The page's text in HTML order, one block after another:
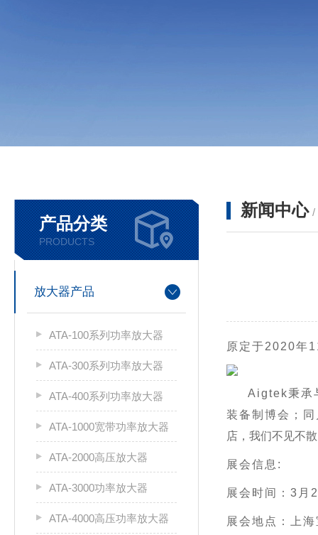
产品分类
PRODUCTS
放大器产品
ATA-100系列功率放大器
ATA-300系列功率放大器
ATA-400系列功率放大器
ATA-1000宽带功率放大器
ATA-2000高压放大器
ATA-3000功率放大器
ATA-4000高压功率放大器
新闻中心 /
原定于2020年
Aigtek秉承
装备制博会；
店，我们不见不
展会信息 :
展会时间： 3月
展会地点：上